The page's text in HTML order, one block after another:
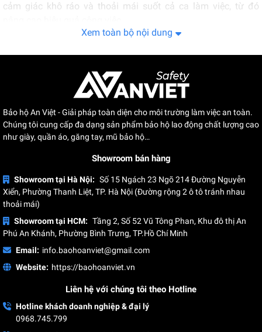
cảm giác khô ráo và thoải mái suốt cả ca làm việc, từ đó
Áo bảo vệ tay ngắn.
Xem toàn bộ nội dung
Bảo hộ An Việt - Giải pháp toàn diện cho môi trường làm việc an toàn.
Chúng tôi cung cấp đa dạng sản phẩm bảo hộ lao động chất lượng cao
như giày, quần áo, găng tay, mũ bảo hộ…
Showroom bán hàng
Showroom tại Hà Nội: Số 15 Ngách 23 Ngõ 214 Đường Nguyễn
Xiển, Phường Thanh Liệt, TP. Hà Nội (Đường rộng 2 ô tô tránh nhau
thoải mái)
Showroom tại HCM: Tầng 2, Số 52 Vũ Tông Phan, Khu đô thị An
Phú An Khánh, Phường Bình Trưng, TP.Hồ Chí Minh
Email: info.baohoanviet@gmail.com
Website: https://baohoanviet.vn
Liên hệ với chúng tôi theo Hotline
Hotline khách doanh nghiệp & đại lý
0968.745.799